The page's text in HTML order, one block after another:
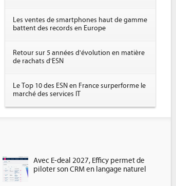
Les ventes de smartphones haut de gamme
battent des records en Europe
Retour sur 5 années d'évolution en matière
de rachats d'ESN
Le Top 10 des ESN en France surperforme le
marché des services IT
Avec E-deal 2027, Efficy permet de
piloter son CRM en langage naturel